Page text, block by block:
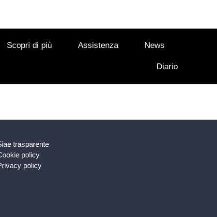
Scopri di più Assistenza News
Diario
trasparente
policy
policy